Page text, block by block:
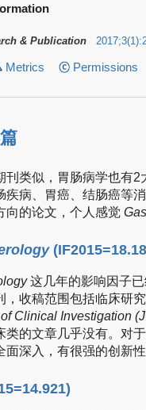
& Publication 2017;3(1):
Metrics Permissions
刊类似，胃肠病学也有2
疾病、胃癌、结肠癌等
向的论文，个人感觉
这几年的影响因子
，收稿范围包括临床研
Clinical Investigation
类的文章几乎没有。对
面深入，有很强的创新性